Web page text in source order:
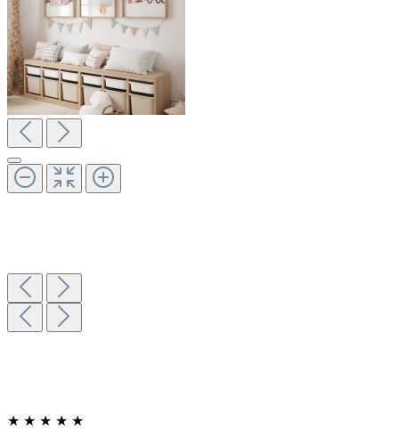
★ ★ ★ ★ ★